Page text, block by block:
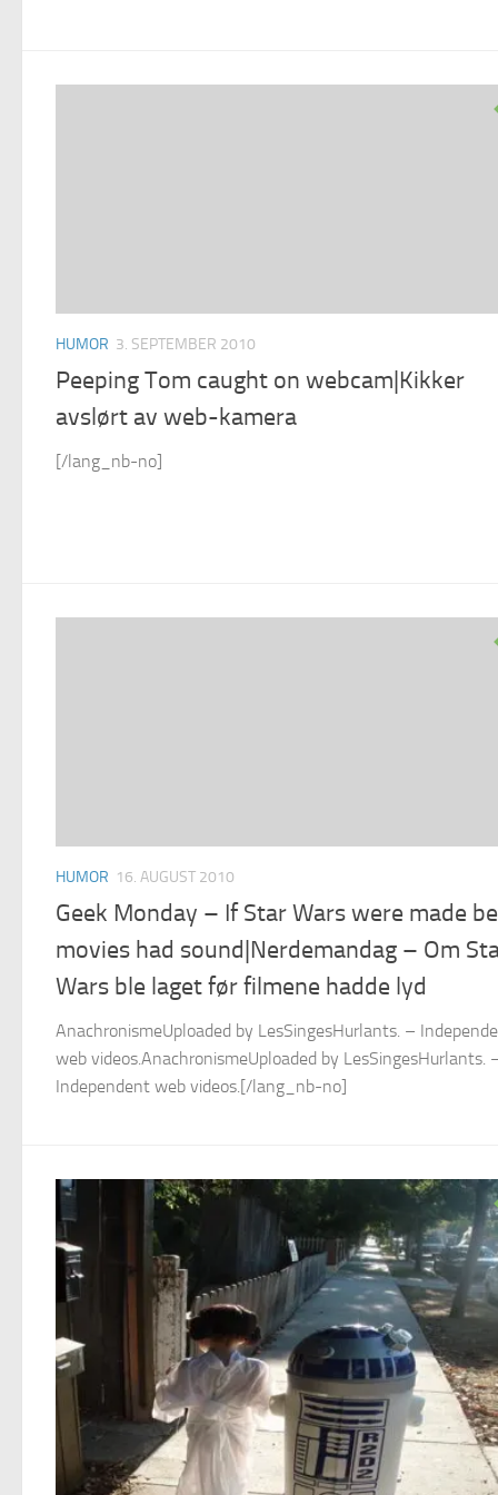
HUMOR 3. SEPTEMBER 2010
Peeping Tom caught on webcam|Kikker
avslørt av web-kamera
[/lang_nb-no]
HUMOR 16. AUGUST 2010
Geek Monday – If Star Wars were made
movies had sound|Nerdemandag – Om
Wars ble laget før filmene hadde lyd
AnachronismeUploaded by LesSingesHurlants. –
web videos.AnachronismeUploaded by LesSingesHurlants.
Independent web videos.[/lang_nb-no]